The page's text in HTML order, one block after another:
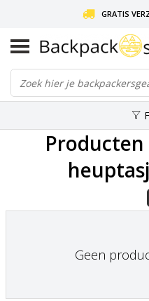
GRATIS
LIEFDE
30 DAGEN
Geen